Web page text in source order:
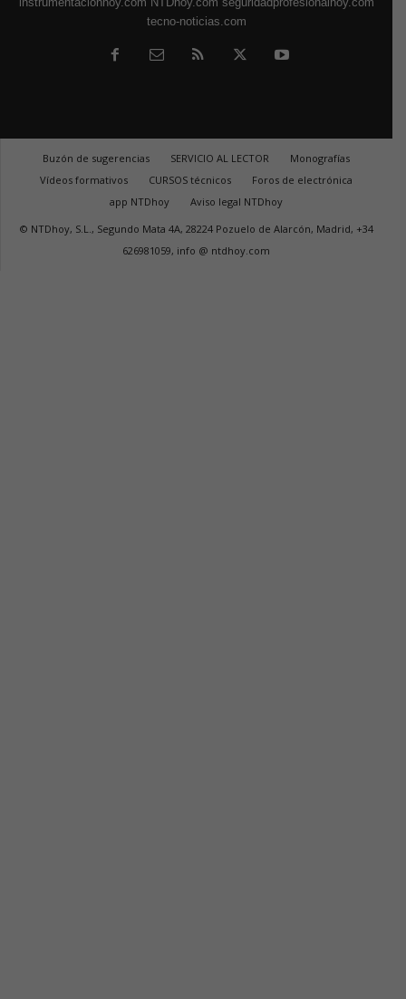
tecno-noticias.com
Buzón de sugerencias SERVICIO AL LECTOR
Monografías
Vídeos formativos
CURSOS técnicos
Foros de electrónica
app NTDhoy
Aviso legal NTDhoy
© NTDhoy, S.L., Segundo Mata 4A, 28224 Pozuelo de Alarcón, Madrid, +34
626981059, info @ ntdhoy.com